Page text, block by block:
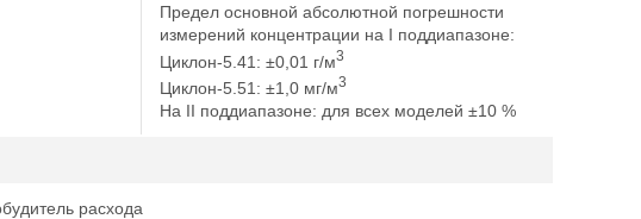
Предел основной абсолютной погрешности
измерений концентрации на I поддиапазоне:
Циклон-5.41: ±0,01 г/м3
Циклон-5.51: ±1,0 мг/м3
На II поддиапазоне: для всех моделей ±10 %
расхода